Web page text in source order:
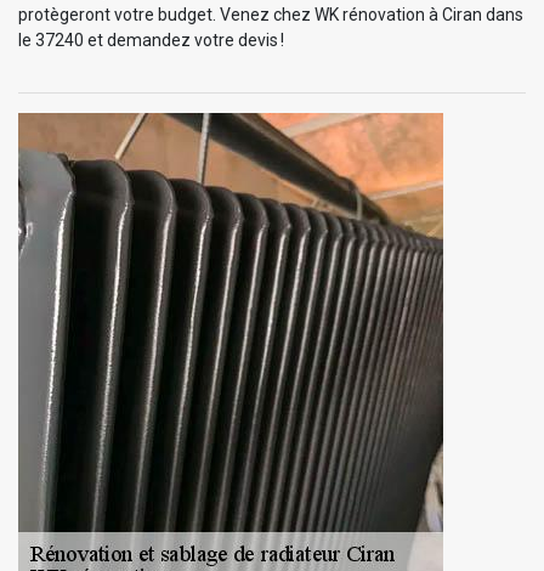
protègeront votre budget. Venez chez WK rénovation à Ciran dans
le 37240 et demandez votre devis !